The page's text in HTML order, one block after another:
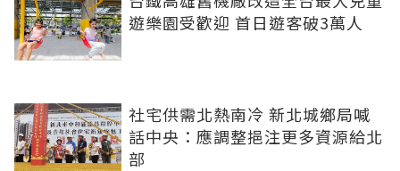
遊樂園受歡迎 首日遊客破3萬人
社宅供需北熱南冷 新北城鄉局喊
話中央：應調整挹注更多資源給北
部